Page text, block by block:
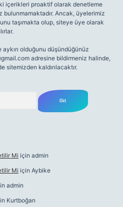
içerikleri proaktif olarak denetleme
bulunmamaktadır. Ancak, üyelerimiz
taşımakta olup, siteye üye olarak
olduğunu düşündüğünüz
adresine bildirmeniz halinde,
sitemizden kaldırılacaktır.
Mi için admin
Mi için Aybike
admin
Kurtboğan